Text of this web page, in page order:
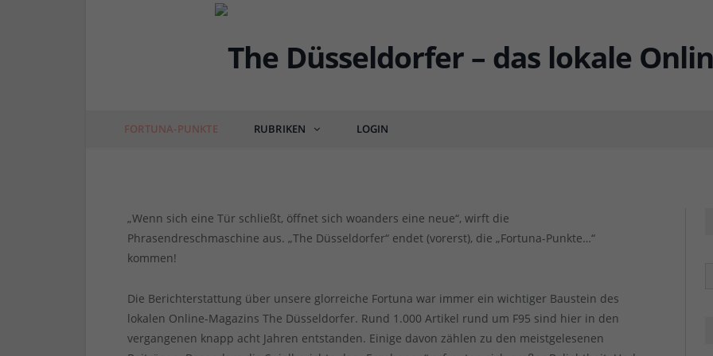
FORTUNA-PUNKTE RUBRIKEN LOGIN
Neu ab 9. Januar 2023: Unser F95-Blog „Fortuna-
„Wenn sich eine Tür schließt, öffnet sich woanders eine neue“, wirft die
Phrasendreschmaschine aus. „The Düsseldorfer“ endet (vorerst), die „Fortuna-Punkte…“
kommen!
Die Berichterstattung über unsere glorreiche Fortuna war immer ein wichtiger Baustein des
lokalen Online-Magazins The Düsseldorfer. Rund 1.000 Artikel rund um F95 sind hier in den
vergangenen knapp acht Jahren entstanden. Einige davon zählen zu den meistgelesenen